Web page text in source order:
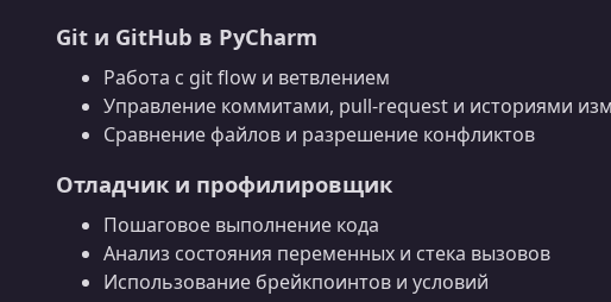
Git и GitHub в PyCharm
Работа с git flow и ветвлением
Управление коммитами, pull‑request и историями
Сравнение файлов и разрешение конфликтов
Отладчик и профилировщик
Пошаговое выполнение кода
Анализ состояния переменных и стека вызовов
Использование брейкпоинтов и условий